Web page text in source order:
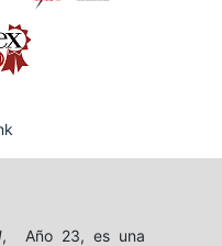
, Año 23, es una